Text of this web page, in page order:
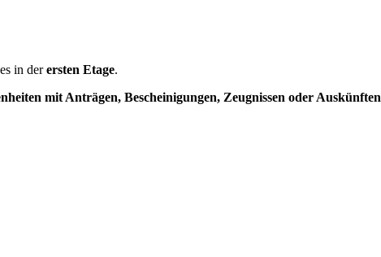
in derersten Etage.
mit Anträgen, Bescheinigungen, Zeugnissen oder Auskünften